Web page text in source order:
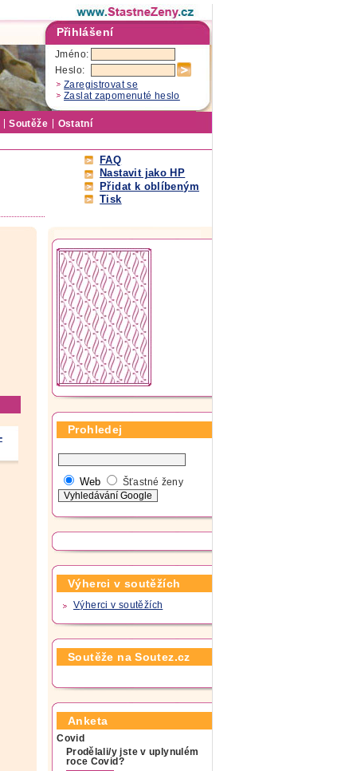
Přihlášení
Jméno:
Heslo:
Zaregistrovat se
Zaslat zapomenuté heslo
Soutěže Ostatní
FAQ
Nastavit jako HP
Přidat k oblíbeným
Tisk
Prohledej
Web Šťastné ženy
Výherci v soutěžích
Výherci v soutěžích
Soutěže na Soutez.cz
Anketa
Covid
Prodělali/y jste v uplynulém
roce Covid?